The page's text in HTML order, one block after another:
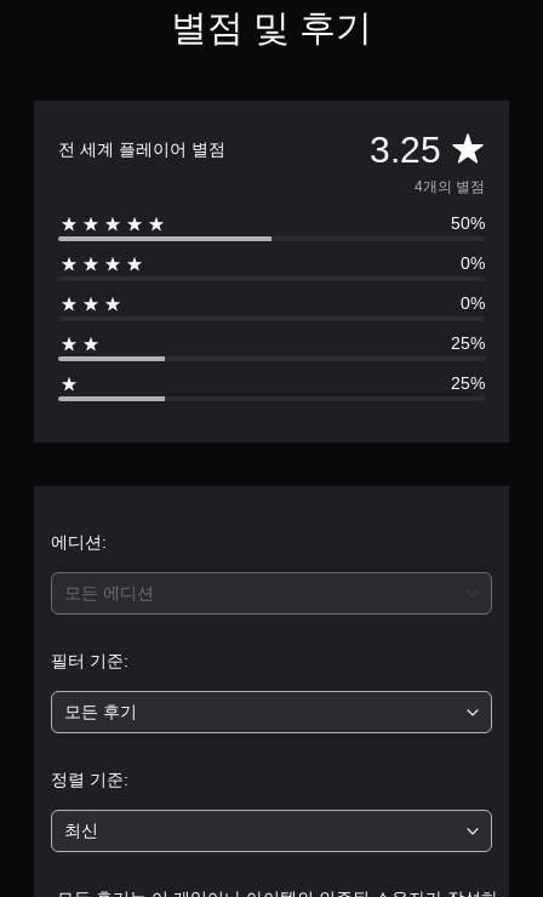
별점 및 후기
전 세계 플레이어 별점 3.25 총
4
별
점
로
평
균
.
2
4개의 별점
50%
0%
0%
25%
25%
에디션:
모든 에디션
필터 기준:
모든 후기
정렬 기준:
최신